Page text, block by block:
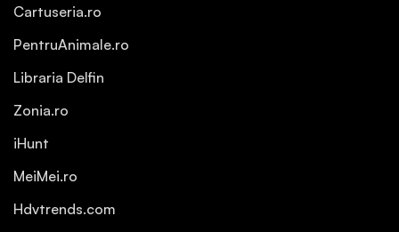
Cartuseria.ro
PentruAnimale.ro
Libraria Delfin
Zonia.ro
iHunt
MeiMei.ro
Hdvtrends.com